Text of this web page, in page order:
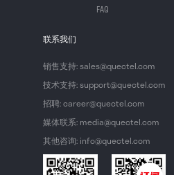
FAQ
联系我们
销售支持: sales@quectel.com
技术支持: support@quectel.com
招聘: career@quectel.com
媒体联系: media@quectel.com
其他咨询: info@quectel.com